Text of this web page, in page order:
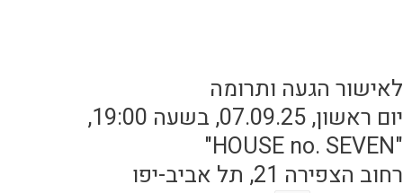
לאישור הגעה ותרומה
יום ראשון, 07.09.25, בשעה 19:00,
"HOUSE no. SEVEN"
רחוב הצפירה 21, תל אביב-יפו